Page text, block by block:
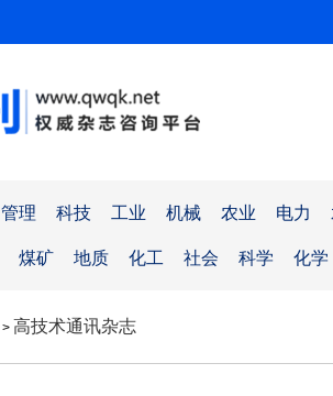
管理 科技 工业 机械 农业 电力
煤矿 地质 化工 社会 科学 化学
> 高技术通讯杂志